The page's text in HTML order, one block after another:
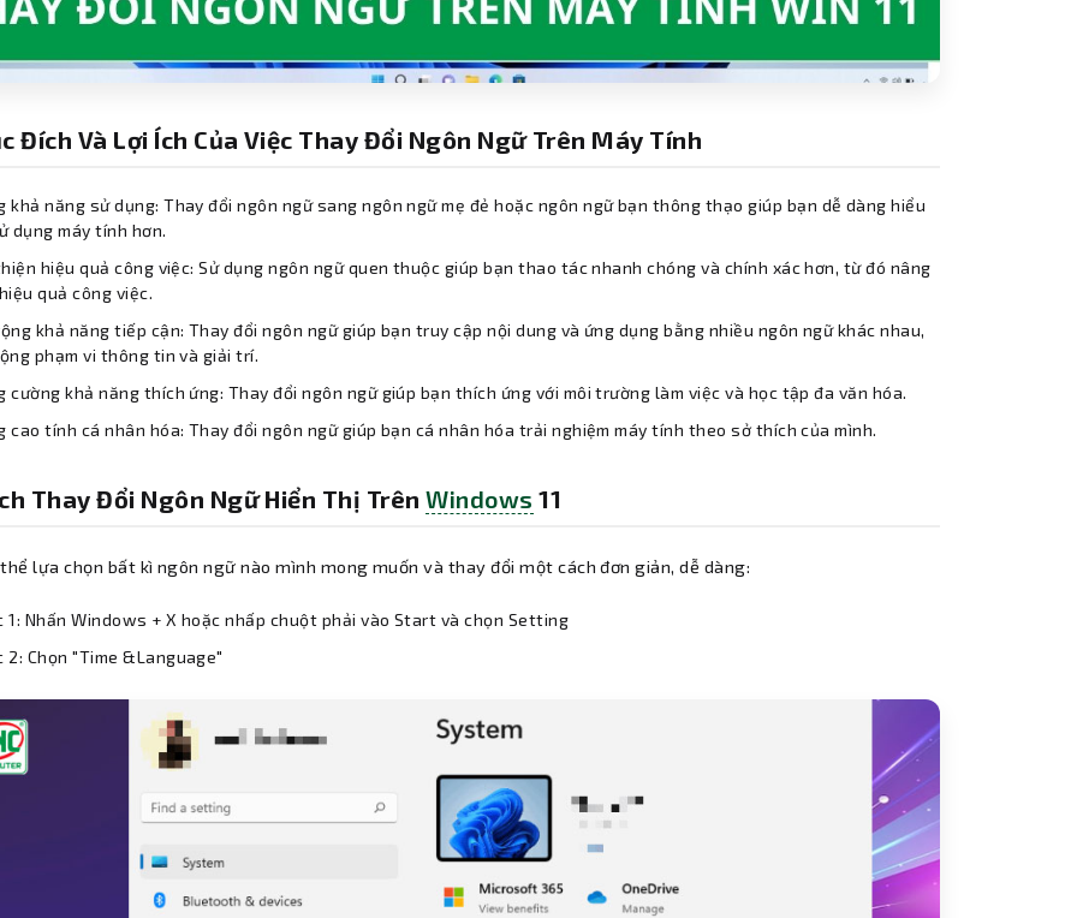
Đích Và Lợi Ích Của Việc Thay Đổi Ngôn Ngữ Trên Máy Tính
khả năng sử dụng: Thay đổi ngôn ngữ sang ngôn ngữ mẹ đẻ hoặc ngôn ngữ bạn thông thạo giúp bạn dễ dàng hiểu
dụng máy tính hơn.
hiệu quả công việc: Sử dụng ngôn ngữ quen thuộc giúp bạn thao tác nhanh chóng và chính xác hơn, từ đó nâng
quả công việc.
khả năng tiếp cận: Thay đổi ngôn ngữ giúp bạn truy cập nội dung và ứng dụng bằng nhiều ngôn ngữ khác nhau,
phạm vi thông tin và giải trí.
cường khả năng thích ứng: Thay đổi ngôn ngữ giúp bạn thích ứng với môi trường làm việc và học tập đa văn hóa.
cao tính cá nhân hóa: Thay đổi ngôn ngữ giúp bạn cá nhân hóa trải nghiệm máy tính theo sở thích của mình.
Thay Đổi Ngôn Ngữ Hiển Thị TrênWindows 11
lựa chọn bất kì ngôn ngữ nào mình mong muốn và thay đổi một cách đơn giản, dễ dàng:
1: Nhấn Windows + X hoặc nhấp chuột phải vào Start và chọn Setting
2: Chọn "Time &Language"